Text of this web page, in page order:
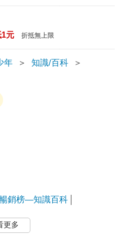
1元 折抵無上限
年 ＞ 知識/百科
＞
銷榜—知識百科
更多